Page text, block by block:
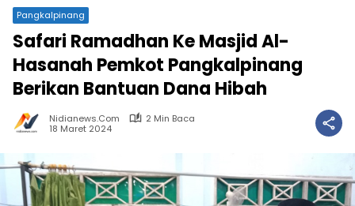
Pangkalpinang
Safari Ramadhan Ke Masjid Al-
Hasanah Pemkot Pangkalpinang
Berikan Bantuan Dana Hibah
Nidianews.com
2 Min Baca
18 Maret 2024